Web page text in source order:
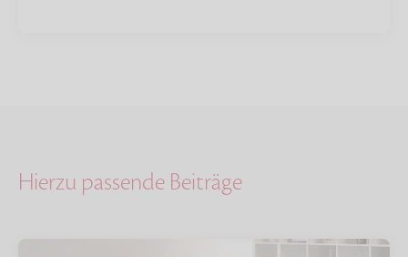
Hierzu passende Beiträge